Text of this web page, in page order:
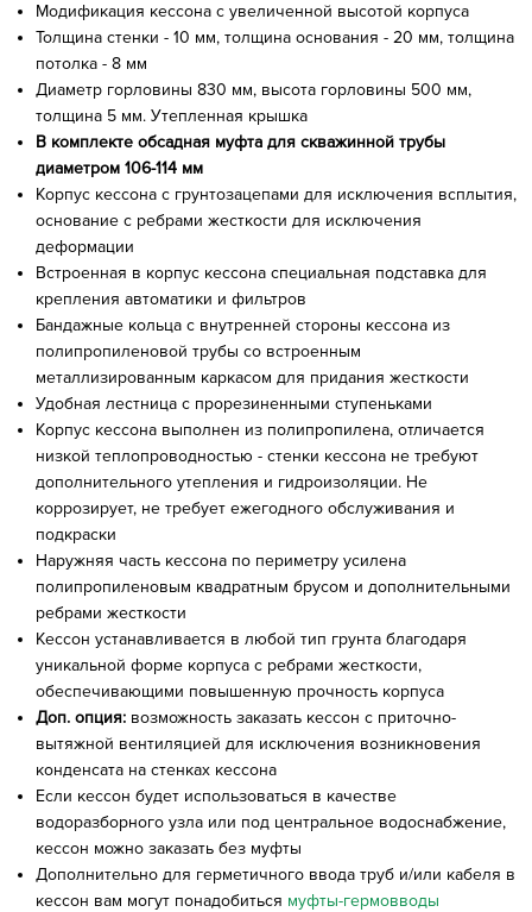
Модификация кессона с увеличенной высотой корпуса
Толщина стенки - 10 мм, толщина основания - 20 мм, толщина
потолка - 8 мм
Диаметр горловины 830 мм, высота горловины 500 мм,
толщина 5 мм. Утепленная крышка
В комплекте обсадная муфта для скважинной трубы
диаметром 106-114 мм
Корпус кессона с грунтозацепами для исключения всплытия,
основание с ребрами жесткости для исключения
деформации
Встроенная в корпус кессона специальная подставка для
крепления автоматики и фильтров
Бандажные кольца с внутренней стороны кессона из
полипропиленовой трубы со встроенным
металлизированным каркасом для придания жесткости
Удобная лестница с прорезиненными ступеньками
Корпус кессона выполнен из полипропилена, отличается
низкой теплопроводностью - стенки кессона не требуют
дополнительного утепления и гидроизоляции. Не
коррозирует, не требует ежегодного обслуживания и
подкраски
Наружняя часть кессона по периметру усилена
полипропиленовым квадратным брусом и дополнительными
ребрами жесткости
Кессон устанавливается в любой тип грунта благодаря
уникальной форме корпуса с ребрами жесткости,
обеспечивающими повышенную прочность корпуса
Доп. опция: возможность заказать кессон с приточно-
вытяжной вентиляцией для исключения возникновения
конденсата на стенках кессона
Если кессон будет использоваться в качестве
водоразборного узла или под центральное водоснабжение,
кессон можно заказать без муфты
Дополнительно для герметичного ввода труб и/или кабеля в
кессон вам могут понадобиться муфты-гермовводы